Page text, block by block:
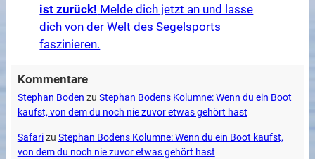
ist zurück! Melde dich jetzt an und lasse
dich von der Welt des Segelsports
faszinieren.
Kommentare
Stephan Boden zu Stephan Bodens Kolumne: Wenn du ein Boot
kaufst, von dem du noch nie zuvor etwas gehört hast
Safarizu Stephan Bodens Kolumne: Wenn du ein Boot kaufst,
von dem du noch nie zuvor etwas gehört hast